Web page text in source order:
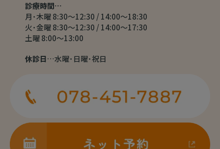
診療時間…
月･木曜 8:30～12:30 / 14:00～18:30
火･金曜 8:30～12:30 / 14:00～17:30
土曜 8:00～13:00
休診日…水曜･日曜･祝日